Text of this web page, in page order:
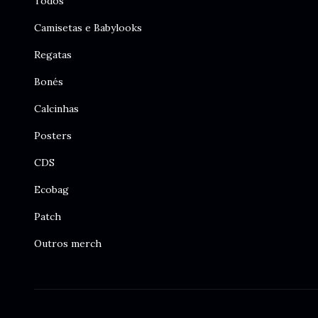
Camisetas e Babylooks
Regatas
Bonés
Calcinhas
Posters
CDS
Ecobag
Patch
Outros merch